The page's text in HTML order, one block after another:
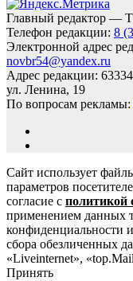
Главный редактор —
Телефон редакции: 8
Электронной адрес
novbr54@yandex.ru
Адрес редакции:
ул. Ленина, 19
По вопросам рекламы:
Сайт использует
параметров
согласие с политикой
применением данных
конфиденциальности
сбора обезличенных
«Liveinternet»,
Принять